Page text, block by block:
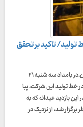
تولید/ تاکید بر تحقق
به گزارش روابط عمومی شرکت فولاد اکسین خوزستان،در بامداد سه شنبه ۲۱
خط تولید این شرکت، پبا
بازدید عیدانه که به
شد، از نزدیک در